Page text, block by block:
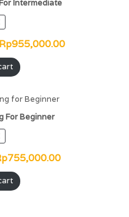
Intermediate
Rp955,000.00
For Beginner
755,000.00